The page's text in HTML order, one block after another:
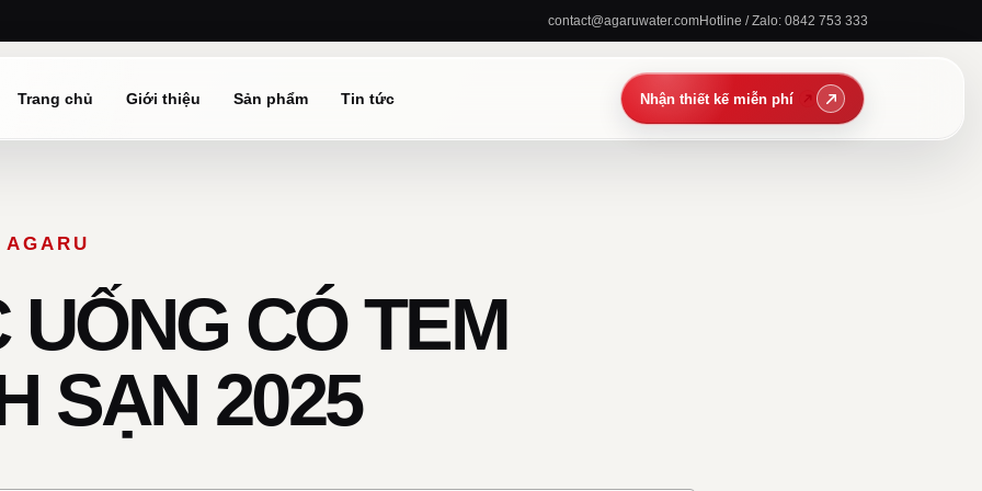
contact@agaruwater.comHotline / Zalo: 0842 753 333
Trang chủ Giới thiệu Sản phẩm Tin tức
CÓ TEM
SẠN 2025